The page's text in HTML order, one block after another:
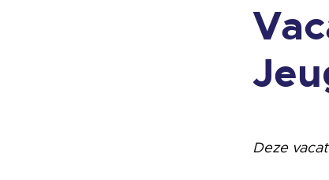
Deze